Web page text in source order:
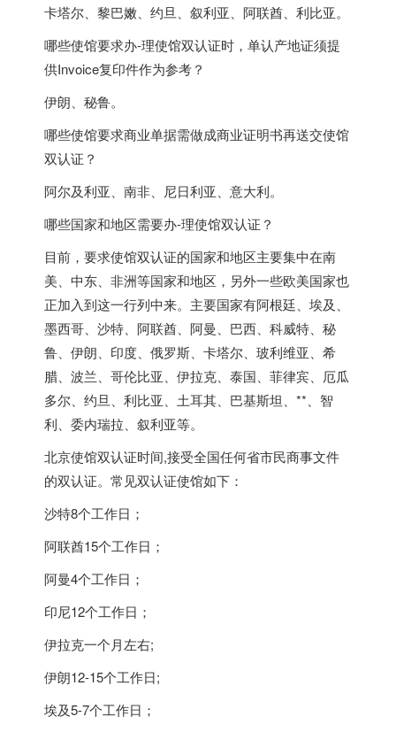
卡塔尔、黎巴嫩、约旦、叙利亚、阿联酋、利比亚。
哪些使馆要求办-理使馆双认证时，单认产地证须提
供Invoice复印件作为参考？
伊朗、秘鲁。
哪些使馆要求商业单据需做成商业证明书再送交使馆
双认证？
阿尔及利亚、南非、尼日利亚、意大利。
哪些国家和地区需要办-理使馆双认证？
目前，要求使馆双认证的国家和地区主要集中在南
美、中东、非洲等国家和地区，另外一些欧美国家也
正加入到这一行列中来。主要国家有阿根廷、埃及、
墨西哥、沙特、阿联酋、阿曼、巴西、科威特、秘
鲁、伊朗、印度、俄罗斯、卡塔尔、玻利维亚、希
腊、波兰、哥伦比亚、伊拉克、泰国、菲律宾、厄瓜
多尔、约旦、利比亚、土耳其、巴基斯坦、**、智
利、委内瑞拉、叙利亚等。
北京使馆双认证时间,接受全国任何省市民商事文件
的双认证。常见双认证使馆如下：
沙特8个工作日；
阿联酋15个工作日；
阿曼4个工作日；
印尼12个工作日；
伊拉克一个月左右;
伊朗12-15个工作日;
埃及5-7个工作日；